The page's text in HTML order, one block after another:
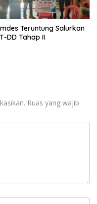
Teruntung Salurkan
DD Tahap II
Ruas yang wajib